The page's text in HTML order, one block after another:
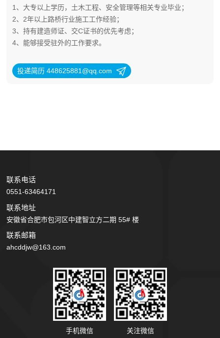
1、大专以上学历，土木工程、安全管理等相关专业毕业；
2、2年以上路桥行业施工工作经验；
3、持有建造师证、交C证书的优先考虑；
4、能够接受驻外的工作要求。
投递简历 448625881@qq.com
岗位职责:
1、熟悉施工工艺及流程、施工规范、施工图纸、技术交底、图
2、协助项目技术负责做好图纸会审、编制施工组织方案、技术
方案及技术交底等工作。
3、协助项目技术负责做好项目质量、技术检查，处理技术问题
等工作，并参与质量安全事故的调查处理。
5、协助项目部工程竣工验收工作，提前做好竣工验收准备工
作，项目验收时段全程到场跟进。
1、大专以上学历，工程类相关专业；
2、具有良好的沟通、协调能力，能服从领导安排，吃苦耐劳，
联系电话
0551-63464171
联系地址
安徽省合肥市包河区中建智立方二期 55# 楼
联系邮箱
ahcddjw@163.com
手机微信 关注微信